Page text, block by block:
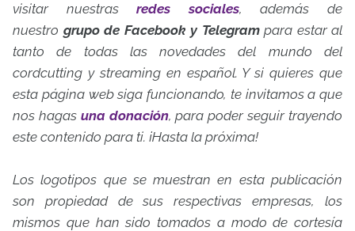
visitar nuestrasredes sociales, además de
nuestro grupo de Facebook y Telegrampara estar al
tanto de todas las novedades del mundo del
cordcutting y streaming en español. Y si quieres que
esta página web siga funcionando, te invitamos a que
nos hagas una donación, para poder seguir trayendo
este contenido para ti. ¡Hasta la próxima!
Los logotipos que se muestran en esta publicación
son propiedad de sus respectivas empresas, los
mismos que han sido tomados a modo de cortesía